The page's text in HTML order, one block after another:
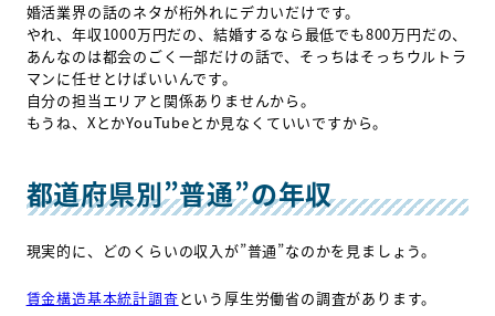
婚活業界の話のネタが桁外れにデカいだけです。
やれ、年収1000万円だの、結婚するなら最低でも800万円だの、
あんなのは都会のごく一部だけの話で、そっちはそっちウルトラ
マンに任せとけばいいんです。
自分の担当エリアと関係ありませんから。
もうね、XとかYouTubeとか見なくていいですから。
都道府県別”普通”の年収
現実的に、どのくらいの収入が”普通”なのかを見ましょう。
賃金構造基本統計調査という厚生労働省の調査があります。